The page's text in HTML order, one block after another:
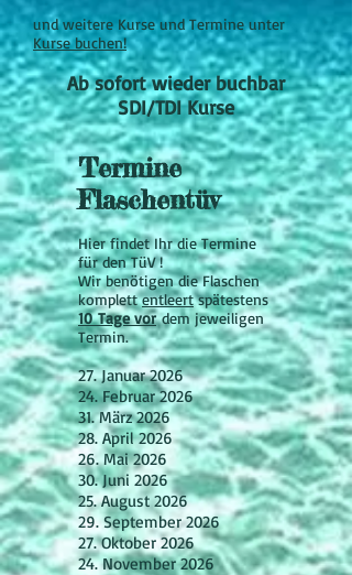
und weitere Kurse und Termine unter
Kurse buchen!
Ab sofort wieder buchbar
SDI/TDI Kurse
Termine
Flaschentüv
Hier findet Ihr die Termine
für den TüV !
Wir benötigen die Flaschen
komplettentleertspätestens
10Tage vordem jeweiligen
Termin.
27. Januar 2026
24. Februar 2026
31. März 2026
28. April 2026
26. Mai 2026
30. Juni 2026
25. August 2026
29. September 2026
27. Oktober 2026
24. November 2026